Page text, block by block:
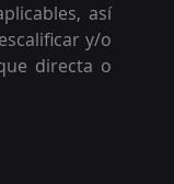
así
y/o
directa o